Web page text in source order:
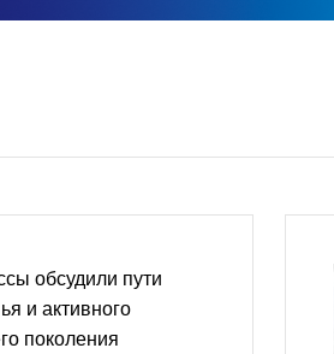
обсудили пути
и активного
поколения